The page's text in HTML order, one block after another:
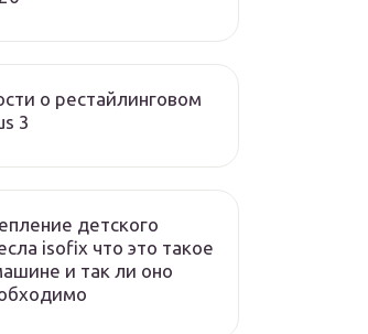
о рестайлинговом
3
детского
isofix что это такое
и так ли оно